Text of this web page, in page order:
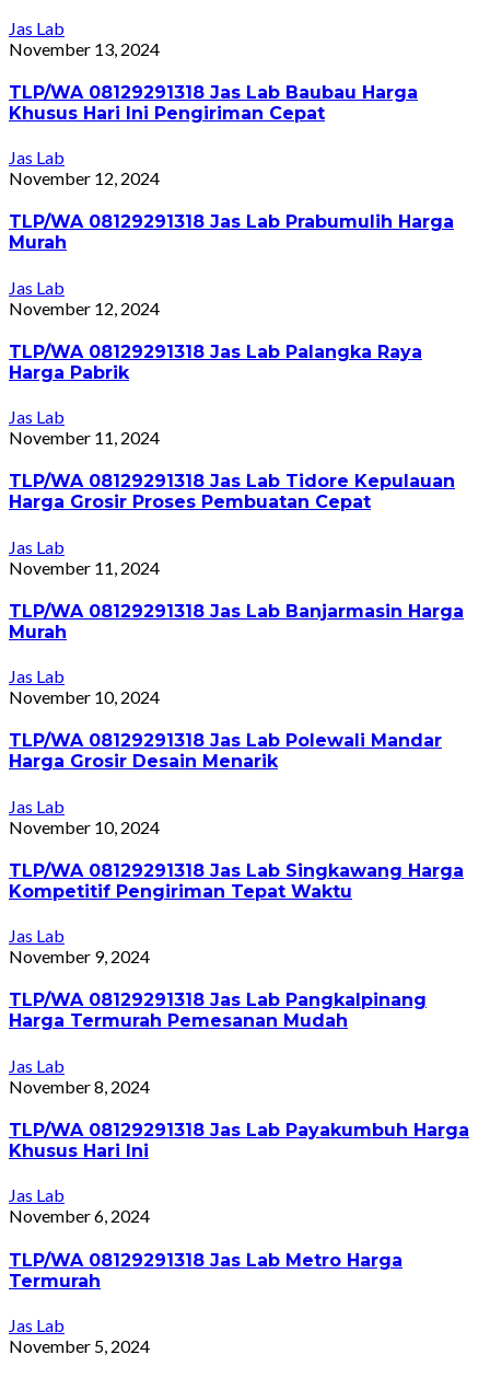
Jas Lab
November 13, 2024
TLP/WA 08129291318 Jas Lab Baubau Harga
Khusus Hari Ini Pengiriman Cepat
Jas Lab
November 12, 2024
TLP/WA 08129291318 Jas Lab Prabumulih Harga
Murah
Jas Lab
November 12, 2024
TLP/WA 08129291318 Jas Lab Palangka Raya
Harga Pabrik
Jas Lab
November 11, 2024
TLP/WA 08129291318 Jas Lab Tidore Kepulauan
Harga Grosir Proses Pembuatan Cepat
Jas Lab
November 11, 2024
TLP/WA 08129291318 Jas Lab Banjarmasin Harga
Murah
Jas Lab
November 10, 2024
TLP/WA 08129291318 Jas Lab Polewali Mandar
Harga Grosir Desain Menarik
Jas Lab
November 10, 2024
TLP/WA 08129291318 Jas Lab Singkawang Harga
Kompetitif Pengiriman Tepat Waktu
Jas Lab
November 9, 2024
TLP/WA 08129291318 Jas Lab Pangkalpinang
Harga Termurah Pemesanan Mudah
Jas Lab
November 8, 2024
TLP/WA 08129291318 Jas Lab Payakumbuh Harga
Khusus Hari Ini
Jas Lab
November 6, 2024
TLP/WA 08129291318 Jas Lab Metro Harga
Termurah
Jas Lab
November 5, 2024